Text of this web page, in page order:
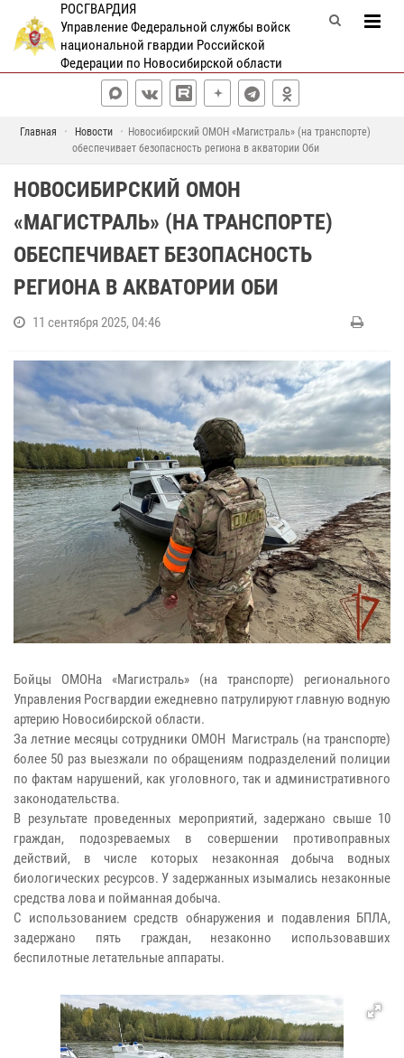
РОСГВАРДИЯ
Управление Федеральной службы войск
национальной гвардии Российской
Федерации по Новосибирской области
Главная Новости
Новосибирский ОМОН «Магистраль» (на транспорте)
обеспечивает безопасность региона в акватории Оби
НОВОСИБИРСКИЙ ОМОН
«МАГИСТРАЛЬ» (НА ТРАНСПОРТЕ)
ОБЕСПЕЧИВАЕТ БЕЗОПАСНОСТЬ
РЕГИОНА В АКВАТОРИИ ОБИ
11 сентября 2025, 04:46
Бойцы ОМОНа «Магистраль» (на транспорте) регионального
Управления Росгвардии ежедневно патрулируют главную водную
артерию Новосибирской области.
За летние месяцы сотрудники ОМОН Магистраль (на транспорте)
более 50 раз выезжали по обращениям подразделений полиции
по фактам нарушений, как уголовного, так и административного
законодательства.
В результате проведенных мероприятий, задержано свыше 10
граждан, подозреваемых в совершении противоправных
действий, в числе которых незаконная добыча водных
биологических ресурсов. У задержанных изымались незаконные
средства лова и пойманная добыча.
С использованием средств обнаружения и подавления БПЛА,
задержано пять граждан, незаконно использовавших
беспилотные летательные аппараты.